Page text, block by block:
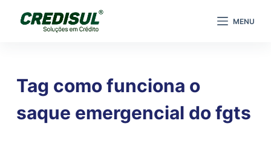
MENU
Tag como funciona o
saque emergencial do fgts